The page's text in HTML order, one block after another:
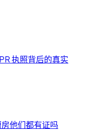
执照背后的真实
他们都有证吗